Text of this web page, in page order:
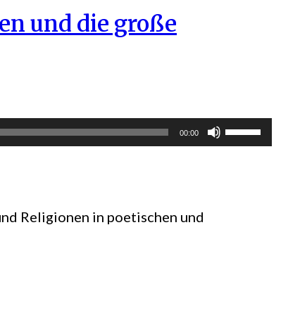
und die große
00:00
Pfeiltasten
Hoch/
Religionen in poetischen und